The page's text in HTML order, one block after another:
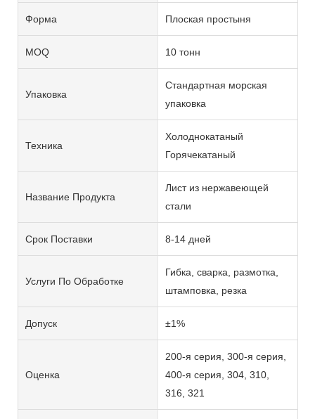
Форма Плоская простыня
MOQ 10 тонн
Упаковка
Стандартная морская
упаковка
Техника
Холоднокатаный
Горячекатаный
Название Продукта
Лист из нержавеющей
стали
Срок Поставки 8-14 дней
Услуги По Обработке
Гибка, сварка, размотка,
штамповка, резка
Допуск ±1%
Оценка
200-я серия, 300-я серия,
400-я серия, 304, 310,
316, 321